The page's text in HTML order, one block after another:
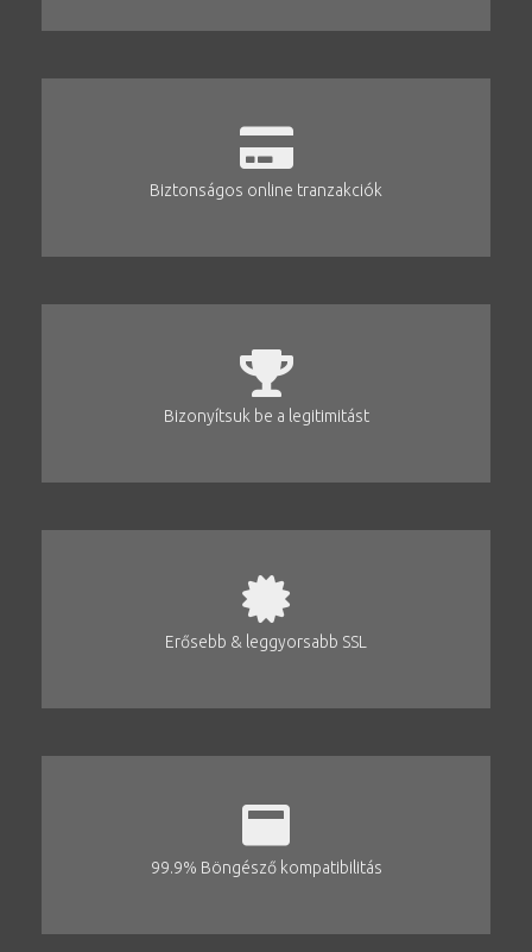
Biztonságos online tranzakciók
Bizonyítsuk be a legitimitást
Erősebb & leggyorsabb SSL
99.9% Böngésző kompatibilitás